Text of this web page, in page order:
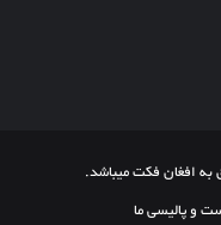
به افغان فکت میباشد.
و پالیسی ما